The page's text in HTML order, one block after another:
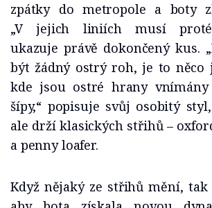
zpátky do metropole a boty
„V jejich liniích musí
ukazuje právě dokončený kus.
být žádný ostrý roh, je to něco
kde jsou ostré hrany vnímány
šípy,“ popisuje svůj osobitý
ale drží klasických střihů –
a penny loafer.
Když nějaký ze střihů mění,